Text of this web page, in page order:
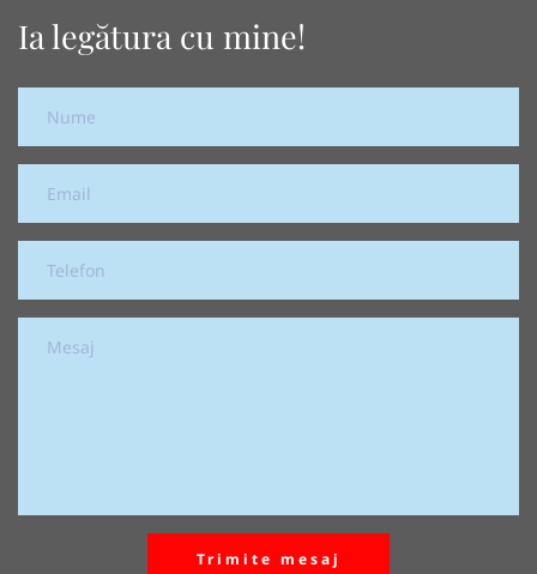
Ia legătura cu mine!
Trimite mesaj